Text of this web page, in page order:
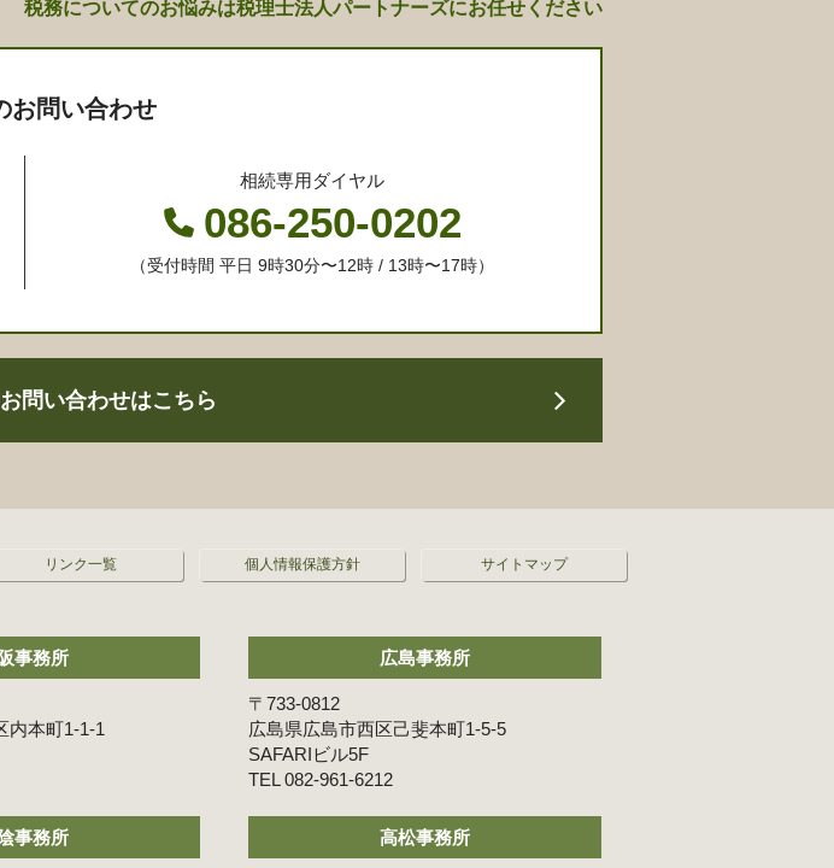
税務についてのお悩みは税理士法人パートナーズにお任せください
お問い合わせ
相続専用ダイヤル
086-250-0202
（受付時間 平日 9時30分〜12時 / 13時〜17時）
お問い合わせはこちら
リンク一覧 個人情報保護方針 サイトマップ
事務所
内本町1-1-1
広島事務所
〒733-0812
広島県広島市西区己斐本町1-5-5
SAFARIビル5F
082-961-6212
事務所 高松事務所